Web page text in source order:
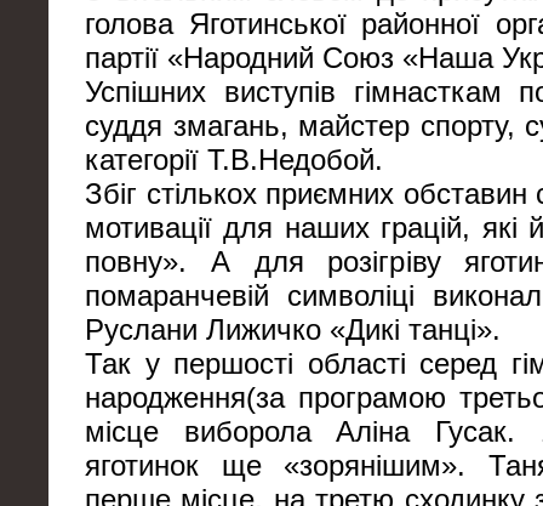
голова Яготинської районної
партії «Народний Союз «Наша
Успішних виступів гімнасткам
суддя змагань, майстер спорту,
категорії Т.В.Недобой.
Збіг стількох приємних
мотивації для наших грацій, які
повну». А для розігріву
помаранчевій символіці
Руслани Лижичко «Дикі танці».
Так у першості області серед
народження(за програмою
місце виборола Аліна
яготинок ще «зорянішим».